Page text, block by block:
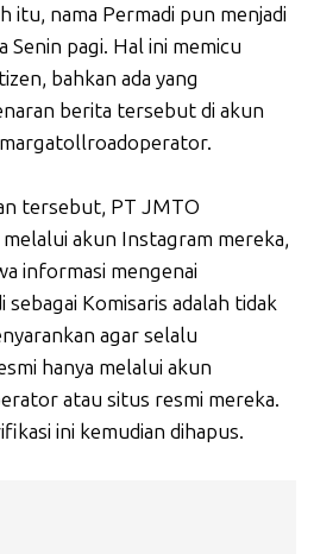
itu, nama Permadi pun menjadi
Senin pagi. Hal ini memicu
bahkan ada yang
berita tersebut di akun
tersebut, PT JMTO
akun Instagram mereka,
informasi mengenai
Komisaris adalah tidak
agar selalu
hanya melalui akun
atau situs resmi mereka.
ini kemudian dihapus.